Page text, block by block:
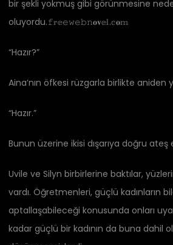
bir şekli yokmuş gibi görünmesine
oluyordu.𝚏𝕣𝕖𝚎𝚠𝚎𝚋𝚗𝐨𝐯𝕖𝕝.𝕔𝐨𝕞
“Hazır?”
Aina’nın öfkesi rüzgarla birlikte aniden
“Hazır.”
Bunun üzerine ikisi dışarıya doğru ateş
Uvile ve Silyn birbirlerine baktılar,
vardı. Öğretmenleri, güçlü kadınların
aptallaşabileceği konusunda onları
kadar güçlü bir kadının da buna dahil